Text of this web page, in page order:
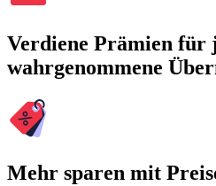
Verdiene Prämien für
wahrgenommene
Mehr sparen mit